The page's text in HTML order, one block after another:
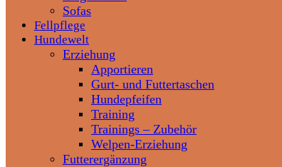
Sofas
Fellpflege
Hundewelt
Erziehung
Apportieren
Gurt- und Futtertaschen
Hundepfeifen
Training
Trainings – Zubehör
Welpen-Erziehung
Futterergänzung